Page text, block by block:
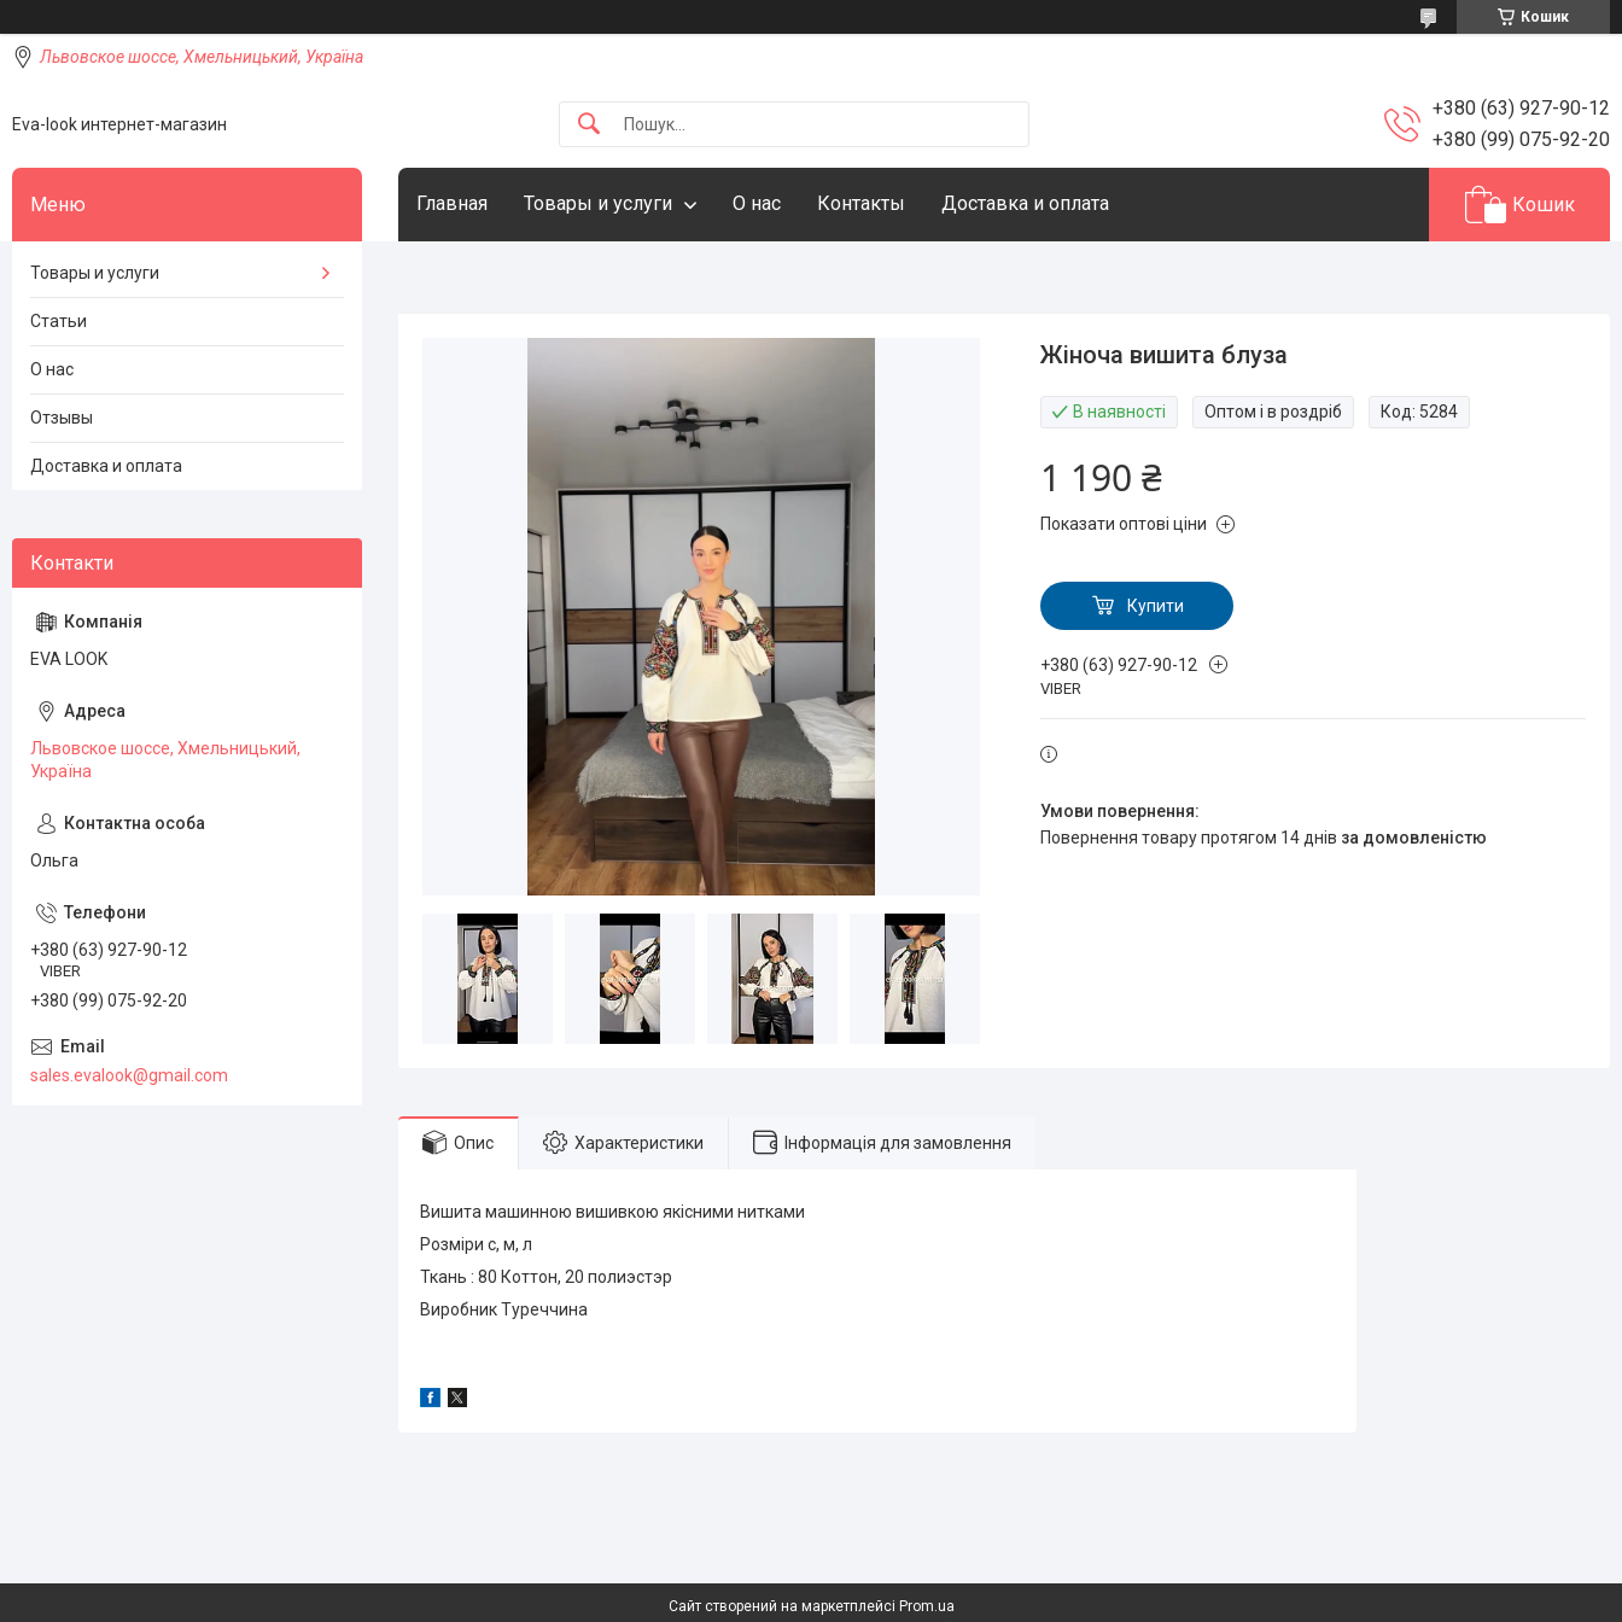
Кошик
Львовское шоссе, Хмельницький, Україна
Eva-look интернет-магазин
+380 (63) 927-90-12
+380 (99) 075-92-20
Главная Товары и услуги О нас Контакты Доставка и оплата Кошик
Жіноча вишита блуза
В наявності Оптом і в роздріб Код: 5284
1 190 ₴
Показати оптові ціни
Купити
+380 (63) 927-90-12
VIBER
повернення товару протягом 14 днів за домовленістю
Опис Характеристики Інформація для замовлення
Вишита машинною вишивкою якісними нитками
Розміри с, м, л
Ткань : 80 Коттон, 20 полиэстэр
Виробник Туреччина
Товары и услуги
Статьи
О нас
Отзывы
Доставка и оплата
EVA LOOK
Львовское шоссе, Хмельницький,
Україна
Ольга
+380 (63) 927-90-12
VIBER
+380 (99) 075-92-20
sales.evalook@gmail.com
Сайт створений на маркетплейсі Prom.ua